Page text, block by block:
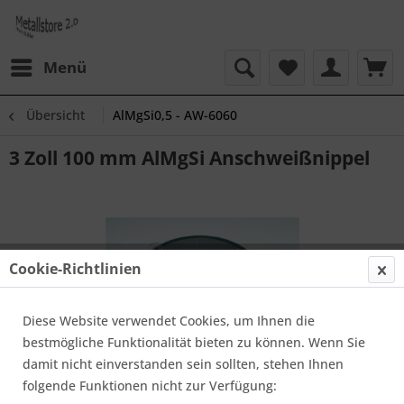
Menü
Übersicht AlMgSi0,5 - AW-6060
3 Zoll 100 mm AlMgSi Anschweißnippel
Cookie-Richtlinien
Diese Website verwendet Cookies, um Ihnen die
bestmögliche Funktionalität bieten zu können. Wenn Sie
damit nicht einverstanden sein sollten, stehen Ihnen
folgende Funktionen nicht zur Verfügung: